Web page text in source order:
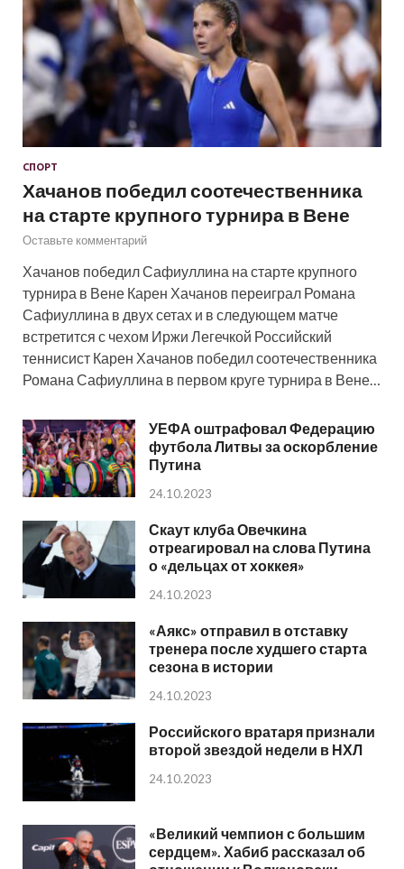
СПОРТ
Хачанов победил соотечественника
на старте крупного турнира в Вене
Оставьте комментарий
Хачанов победил Сафиуллина на старте крупного
турнира в Вене Карен Хачанов переиграл Романа
Сафиуллина в двух сетах и в следующем матче
встретится с чехом Иржи Легечкой Российский
теннисист Карен Хачанов победил соотечественника
Романа Сафиуллина в первом круге турнира в Вене…
УЕФА оштрафовал Федерацию
футбола Литвы за оскорбление
Путина
24.10.2023
Скаут клуба Овечкина
отреагировал на слова Путина
о «дельцах от хоккея»
24.10.2023
«Аякс» отправил в отставку
тренера после худшего старта
сезона в истории
24.10.2023
Российского вратаря признали
второй звездой недели в НХЛ
24.10.2023
«Великий чемпион с большим
сердцем». Хабиб рассказал об